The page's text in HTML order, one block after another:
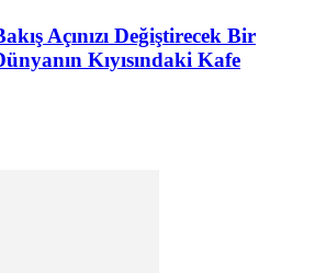
Açınızı Değiştirecek Bir
Kıyısındaki Kafe